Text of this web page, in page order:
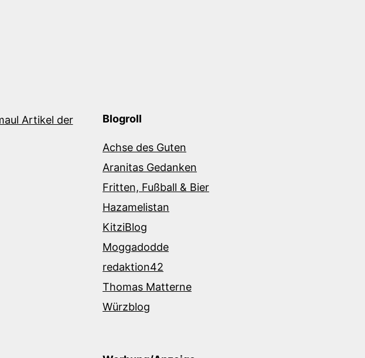
Blogroll
Achse des Guten
Aranitas Gedanken
Fritten, Fußball & Bier
Hazamelistan
KitziBlog
Moggadodde
redaktion42
Thomas Matterne
Würzblog